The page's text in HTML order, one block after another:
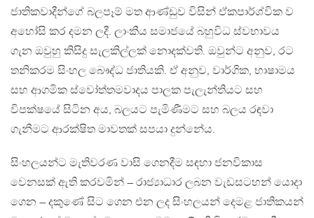
ජාතිකවාදීන්ගේ බලපෑම් මත ආණ්ඩුව විසින් ඒකපාර්ශ්වික ව
අහෝසි කර දමන ලදී. ලාංකීය සමාජයේ බහුවිධ ස්වභාවය
ගැන ඔවුහු කිසිදු සැලකිල්ලක් නොදක්වති. ඔවුන්ට අනුව, රට
තනිකරම සිංහල බෞද්ධ ජාතියකි. ඒ අනුව, වාර්ගික, භාෂාමය
සහ ආගමික ස්වෝත්තමවාදය පාලක පැලැන්තියට සහ
විපක්ෂයේ සිටින අය, බලයට පැමිණීමට සහ බලය රඳවා
ගැනීමට ආරක්ෂිත මාවතක් සපයා දුන්නේය.
සිංහලයන්ට මැතිවරණ වාසි ගෙනදීම සඳහා ජනවිකාස
වෙනසක් ඇති කරවමින් – රාජ්‍යාධාර ලබන වැඩසටහන් යොදා
ගෙන – දකුණේ සිට ගෙන එන ලද සිංහලයන් දෙමළ ජාතිකයන්